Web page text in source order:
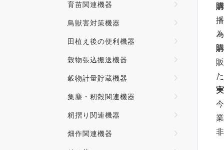
育苗関連機器
鳥獣害対策機器
田植え後の便利機器
穀物張込搬送機器
穀物計量貯蔵機器
集塵・籾殻関連機器
籾摺り関連機器
畑作関連機器